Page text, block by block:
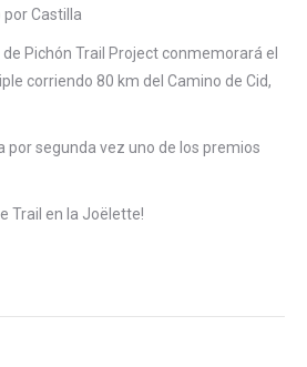
Castilla
Pichón Trail Project conmemorará el
corriendo 80 km del Camino de Cid,
por segunda vez uno de los premios
Trail en la Joëlette!